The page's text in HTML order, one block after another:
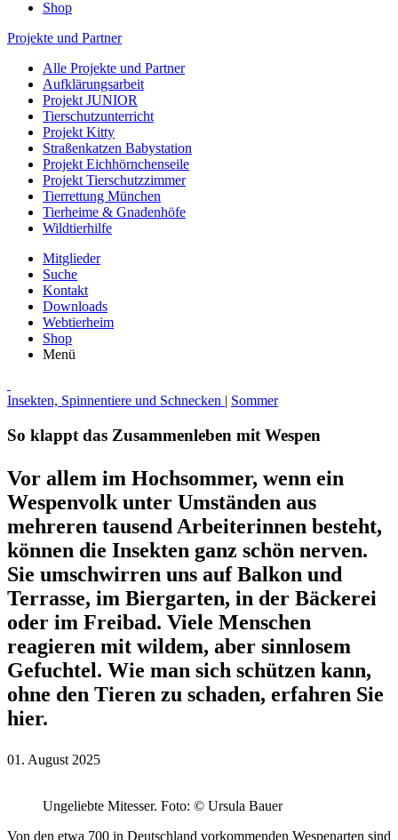
Shop
Projekte und Partner
Alle Projekte und Partner
Aufklärungsarbeit
Projekt JUNIOR
Tierschutzunterricht
Projekt Kitty
Straßenkatzen Babystation
Projekt Eichhörnchenseile
Projekt Tierschutzzimmer
Tierrettung München
Tierheime & Gnadenhöfe
Wildtierhilfe
Mitglieder
Suche
Kontakt
Downloads
Webtierheim
Shop
Menü
Insekten, Spinnentiere und Schnecken | Sommer
So klappt das Zusammenleben mit Wespen
Vor allem im Hochsommer, wenn ein
Wespenvolk unter Umständen aus
mehreren tausend Arbeiterinnen besteht,
können die Insekten ganz schön nerven.
Sie umschwirren uns auf Balkon und
Terrasse, im Biergarten, in der Bäckerei
oder im Freibad. Viele Menschen
reagieren mit wildem, aber sinnlosem
Gefuchtel. Wie man sich schützen kann,
ohne den Tieren zu schaden, erfahren Sie
hier.
01. August 2025
Ungeliebte Mitesser. Foto: © Ursula Bauer
Von den etwa 700 in Deutschland vorkommenden Wespenarten sind